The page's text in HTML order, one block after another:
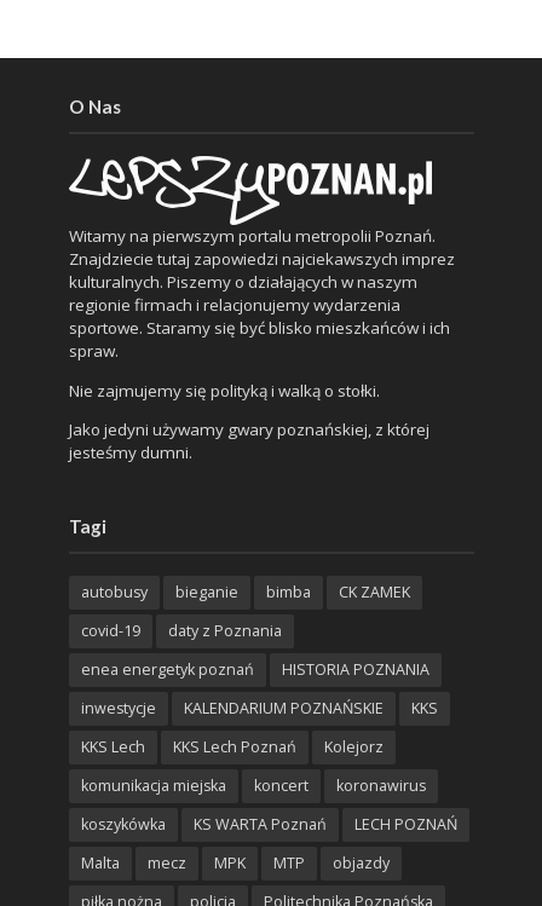
O Nas
Witamy na pierwszym portalu metropolii Poznań.
Znajdziecie tutaj zapowiedzi najciekawszych imprez
kulturalnych. Piszemy o działających w naszym
regionie firmach i relacjonujemy wydarzenia
sportowe. Staramy się być blisko mieszkańców i ich
spraw.
Nie zajmujemy się polityką i walką o stołki.
Jako jedyni używamy gwary poznańskiej, z której
jesteśmy dumni.
Tagi
autobusy bieganie bimba
CK ZAMEK
covid-19
daty z Poznania
enea energetyk poznań
HISTORIA POZNANIA
inwestycje
KALENDARIUM POZNAŃSKIE
KKS
KKS Lech
KKS Lech Poznań
Kolejorz
komunikacja miejska
koncert
koronawirus
koszykówka
KS WARTA Poznań
LECH POZNAŃ
Malta
mecz MPK MTP
objazdy